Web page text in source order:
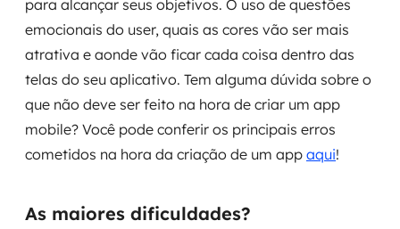
para alcançar seus objetivos. O uso de questões
emocionais do user, quais as cores vão ser mais
atrativa e aonde vão ficar cada coisa dentro das
telas do seu aplicativo. Tem alguma dúvida sobre o
que não deve ser feito na hora de criar um app
mobile? Você pode conferir os principais erros
cometidos na hora da criação de um app aqui!
As maiores dificuldades?